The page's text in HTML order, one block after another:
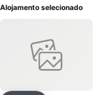
Alojamento selecionado